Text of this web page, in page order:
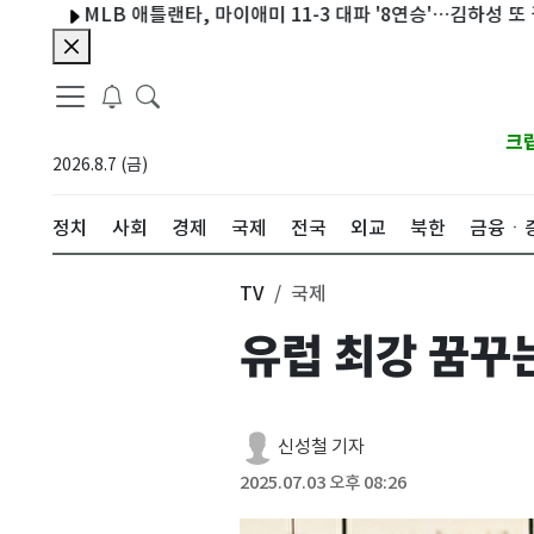
MLB 애틀랜타, 마이애미 11-3 대파 '8연승'…김하성 또 결장
2026.8.7 (금)
크
정치 사회 경제 국제 전국 외교 북한 금융ㆍ
TV 국제
유럽 최강 꿈
신성철 기자
2025.07.03 오후 08:26